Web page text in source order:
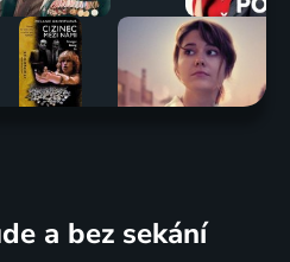
a bez sekání